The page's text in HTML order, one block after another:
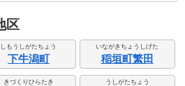
区
しもうしがたちょう
下牛潟町
いながきちょうしげた
稲垣町繁田
きづくりひらたき うしがたちょう